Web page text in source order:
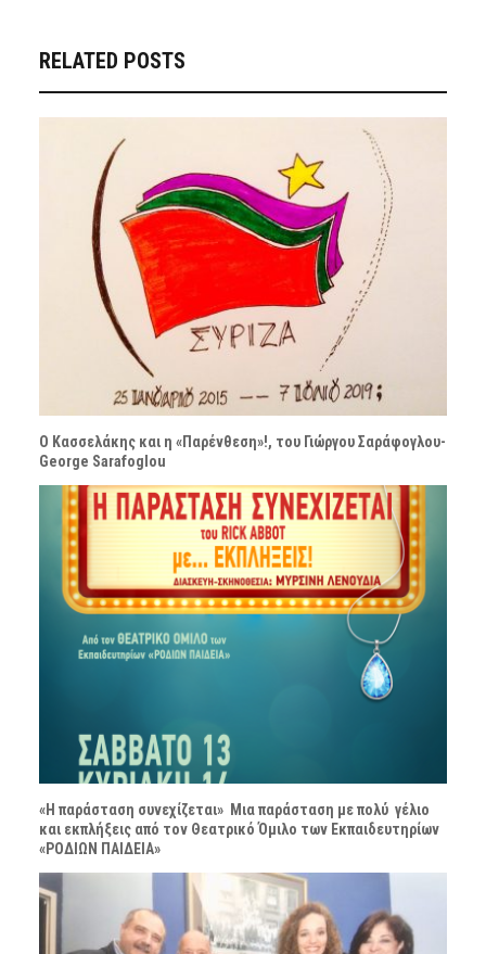
RELATED POSTS
Ο Κασσελάκης και η «Παρένθεση»!, του Γιώργου Σαράφογλου-
George Sarafoglou
«Η παράσταση συνεχίζεται» Μια παράσταση με πολύ γέλιο
και εκπλήξεις από τον Θεατρικό Όμιλο των Εκπαιδευτηρίων
«ΡΟΔΙΩΝ ΠΑΙΔΕΙΑ»